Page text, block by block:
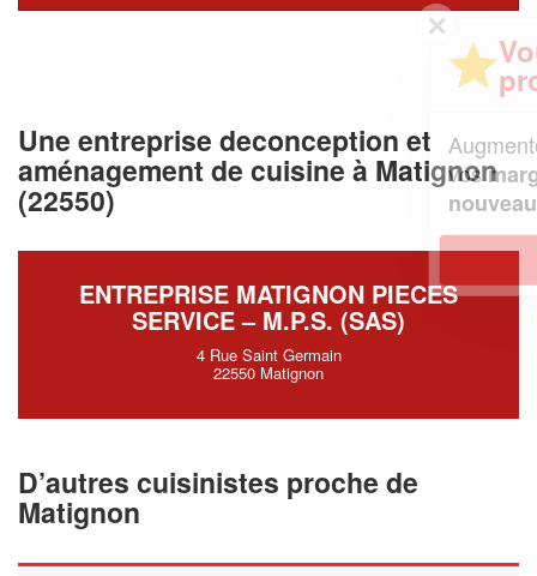
Une entreprise deconception et
aménagement de cuisine à Matignon
(22550)
ENTREPRISE MATIGNON PIECES
SERVICE – M.P.S. (SAS)
4 Rue Saint Germain
22550 Matignon
D’autres cuisinistes proche de
Matignon
Augmentez votrechiffre d'affaireset
vosmargestout en gagnant de
En savoir plus